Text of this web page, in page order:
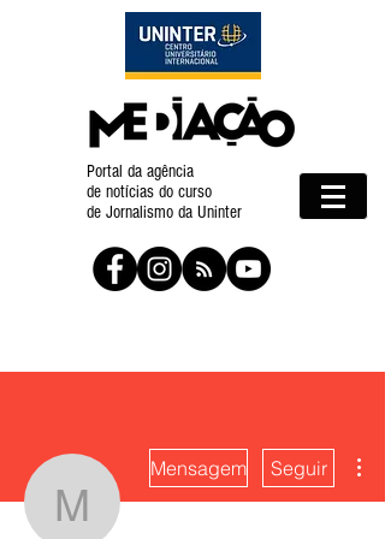
Portal da agência
de notícias do curso
de Jornalismo da Uninter
Matheus Fabro
Mensagem Seguir